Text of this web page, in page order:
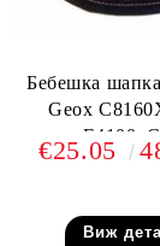
Бебешка
Geox
F4100,
€25.05
Виж